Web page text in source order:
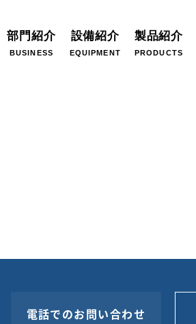
部門紹介
BUSINESS
設備紹介
EQUIPMENT
製品紹介
PRODUCTS
電話でのお問い合わせ